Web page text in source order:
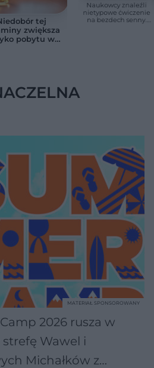
tej
zwiększa
pobytu w
Naukowcy znaleźli
nietypowe ćwiczenie
na bezdech senny.
2026 rusza w
Wawel i
Michałków z
MATERIAŁ SPONSOROWANY